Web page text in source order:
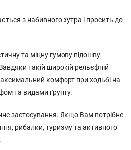
з набивного хутра і просить до
та міцну гумову підошву
такій широкій рельєфній
комфорт при ходьбі на
та видами ґрунту.
застосування. Якщо Вам потрібне
рибалки, туризму та активного